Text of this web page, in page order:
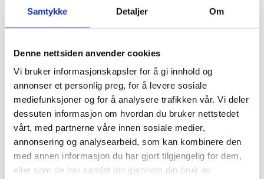
Samtykke Detaljer Om
Denne nettsiden anvender cookies
Vi bruker informasjonskapsler for å gi innhold og
annonser et personlig preg, for å levere sosiale
mediefunksjoner og for å analysere trafikken vår. Vi deler
dessuten informasjon om hvordan du bruker nettstedet
vårt, med partnerne våre innen sosiale medier,
annonsering og analysearbeid, som kan kombinere den
med annen informasjon du har gjort tilgjengelig for dem,
eller som de har samlet inn gjennom din bruk av
1/2 ts salt
Varm opp melken, forsiktig
Dryss i hirseflak og litt salt
Kok opp på middels varme mens du rører forsiktig, til du får en
passe grøtete konsistens
Spe gjerne ut med litt vann om du synes grøten blir for tykk.